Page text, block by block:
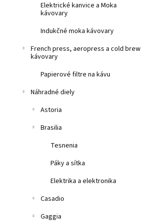
Elektrické kanvice a Moka
kávovary
Indukčné moka kávovary
French press, aeropress a cold brew
kávovary
Papierové filtre na kávu
Náhradné diely
Astoria
Brasilia
Tesnenia
Páky a sítka
Elektrika a elektronika
Casadio
Gaggia